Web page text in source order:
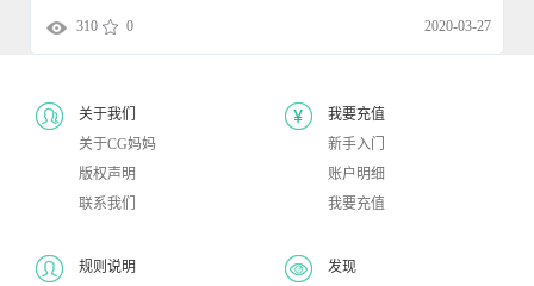
310 0 2020-03-27
关于我们
关于CG妈妈
版权声明
联系我们
我要充值
新手入门
账户明细
我要充值
规则说明 发现